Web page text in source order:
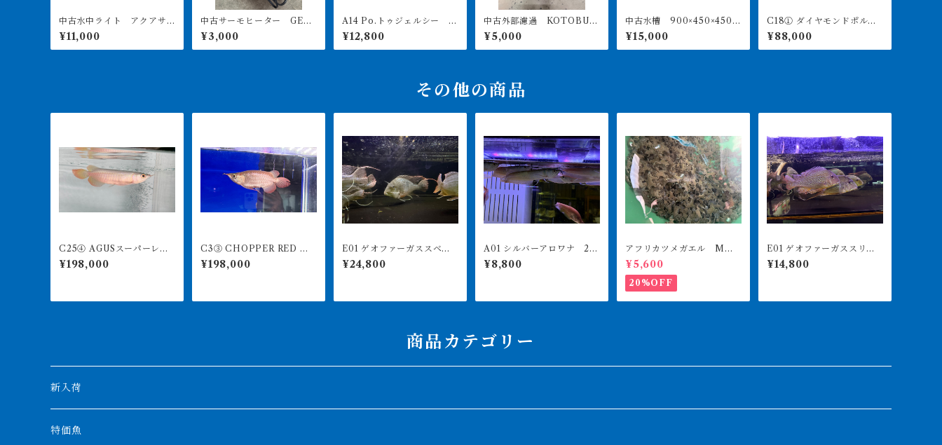
中古水中ライト アクアサ
ンライト1200 使用3ヶ月美
品
¥11,000
中古サーモヒーター GEX
サーモ&300Wヒーターセッ
ト 引き取り限定
¥3,000
A14 Po.トゥジェルシー 2
0㎝前後
¥12,800
中古外部濾過 KOTOBUK
I POWERBOX V1200 引
き取り限定
¥5,000
中古水槽 900×450×450ア
クリル水槽 上部濾過セッ
ト
¥15,000
C18① ダイヤモンドポル
カ アルビノヘテロ 体盤1
6㎝前後 ♀
¥88,000
その他の商品
C25④ AGUSスーパーレッ
ドF4 17㎝前後 PT.ARWA
NA LESTARI アジアアロワ
¥198,000
C3③ CHOPPER RED チ
ョッパーレッド 13㎝前後
BILLY-KENオリジナル ア
¥198,000
E01 ゲオファーガススベ
ニ 24-26㎝前後 大きめ
¥24,800
A01 シルバーアロワナ 20
㎝前後
¥8,800
アフリカツメガエル Mサ
イズ 100匹
¥5,600
20%OFF
E01 ゲオファーガススリナ
メンシス 24-26㎝前後
大きめ レッドゲオファー
¥14,800
商品カテゴリー
新入荷
特価魚